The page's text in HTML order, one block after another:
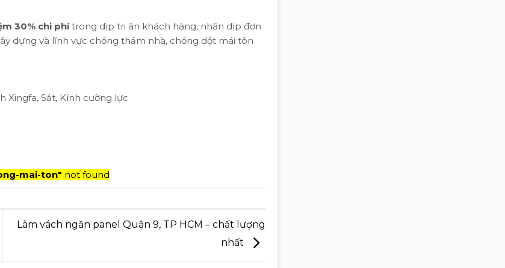
30% chi phítrong dịp tri ân khách hàng, nhân dịp đơn
dựng và lĩnh vực chống thấm nhà, chống dột mái tôn
Xingfa, Sắt, Kính cường lực
mai-ton" not found
Làm vách ngăn panel Quận 9, TP HCM – chất lượng
nhất